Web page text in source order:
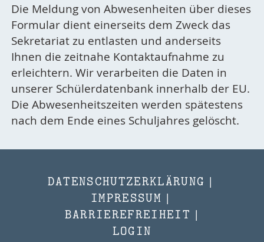
Die Meldung von Abwesenheiten über dieses
Formular dient einerseits dem Zweck das
Sekretariat zu entlasten und anderseits
Ihnen die zeitnahe Kontaktaufnahme zu
erleichtern. Wir verarbeiten die Daten in
unserer Schülerdatenbank innerhalb der EU.
Die Abwesenheitszeiten werden spätestens
nach dem Ende eines Schuljahres gelöscht.
DATENSCHUTZERKLÄRUNG |
IMPRESSUM |
BARRIEREFREIHEIT |
LOGIN